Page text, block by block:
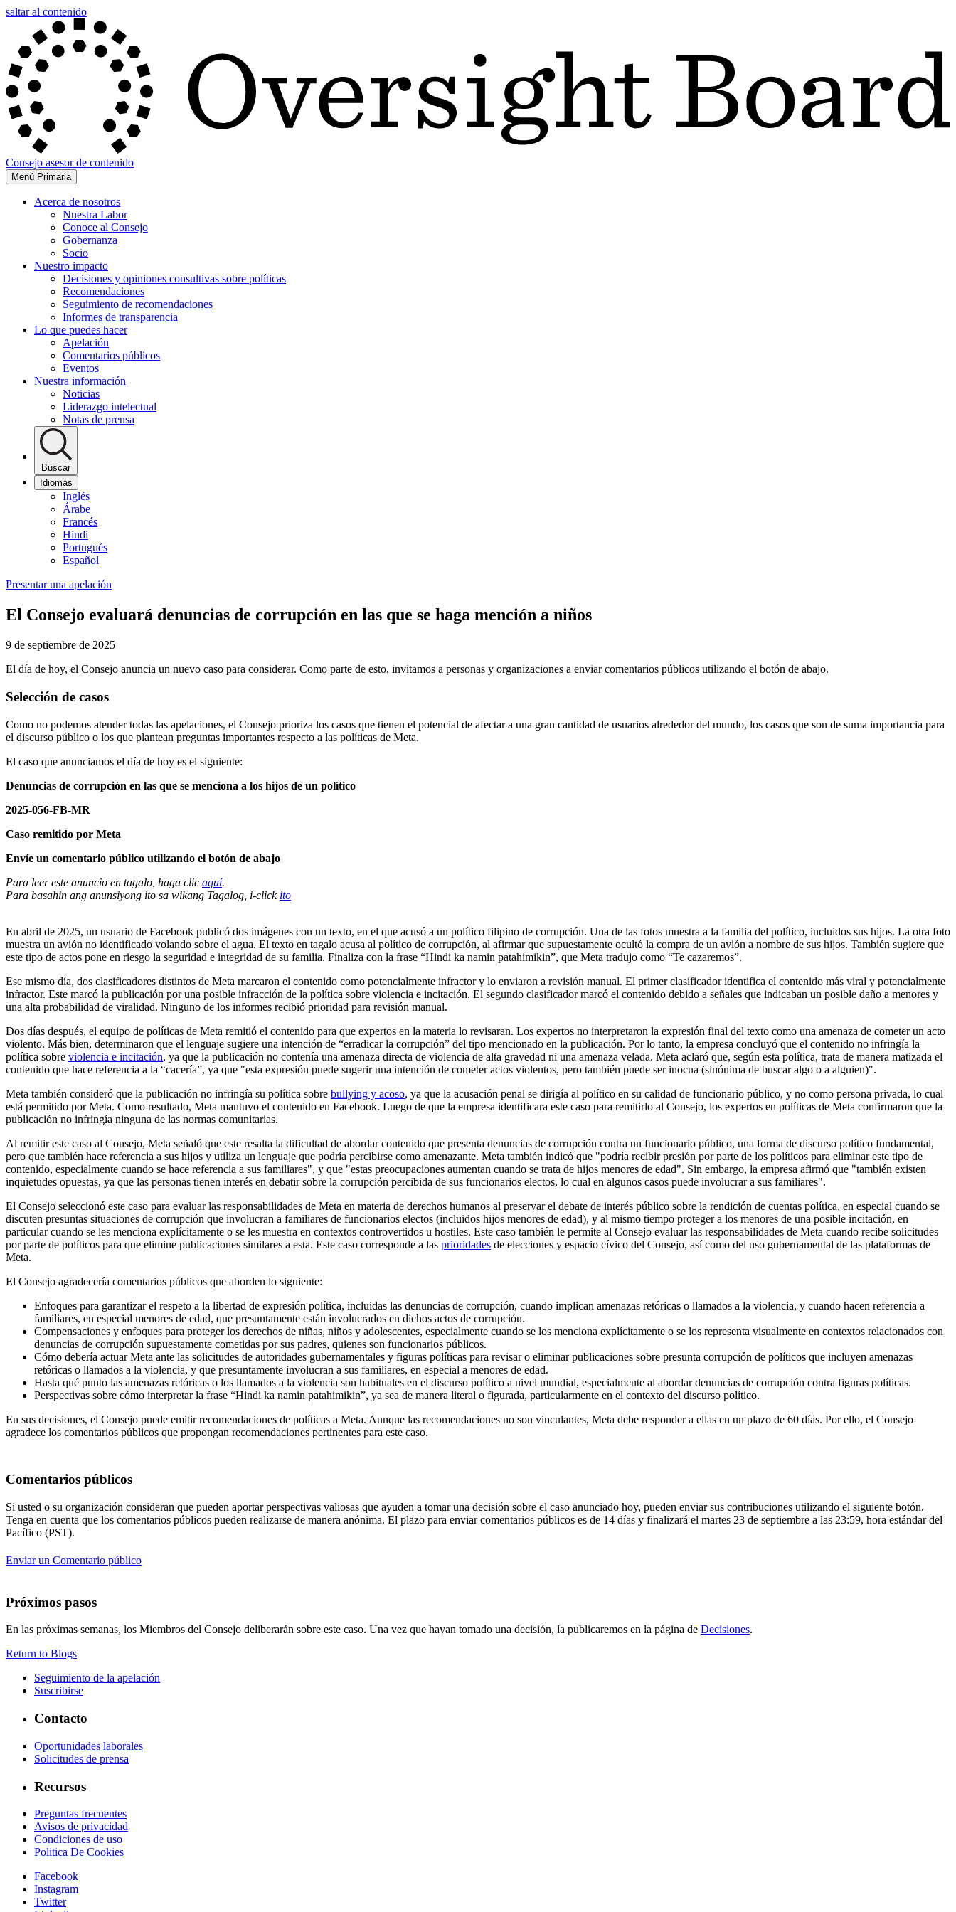
saltar al contenido
Consejo asesor de contenido
Menú Primaria
Acerca de nosotros
Nuestra Labor
Conoce al Consejo
Gobernanza
Socio
Nuestro impacto
Decisiones y opiniones consultivas sobre políticas
Recomendaciones
Seguimiento de recomendaciones
Informes de transparencia
Lo que puedes hacer
Apelación
Comentarios públicos
Eventos
Nuestra información
Noticias
Liderazgo intelectual
Notas de prensa
Buscar
Idiomas
Inglés
Árabe
Francés
Hindi
Portugués
Español
Presentar una apelación
El Consejo evaluará denuncias de corrupción en las que se haga mención a niños
9 de septiembre de 2025
El día de hoy, el Consejo anuncia un nuevo caso para considerar. Como parte de esto, invitamos a personas y organizaciones a enviar comentarios públicos utilizando el botón de abajo.
Selección de casos
Como no podemos atender todas las apelaciones, el Consejo prioriza los casos que tienen el potencial de afectar a una gran cantidad de usuarios alrededor del mundo, los casos que son de suma importancia para
el discurso público o los que plantean preguntas importantes respecto a las políticas de Meta.
El caso que anunciamos el día de hoy es el siguiente:
Denuncias de corrupción en las que se menciona a los hijos de un político
2025-056-FB-MR
Caso remitido por Meta
Envíe un comentario público utilizando el botón de abajo
Para leer este anuncio en tagalo, haga clic aquí.
Para basahin ang anunsiyong ito sa wikang Tagalog, i-click ito
En abril de 2025, un usuario de Facebook publicó dos imágenes con un texto, en el que acusó a un político filipino de corrupción. Una de las fotos muestra a la familia del político, incluidos sus hijos. La otra foto
muestra un avión no identificado volando sobre el agua. El texto en tagalo acusa al político de corrupción, al afirmar que supuestamente ocultó la compra de un avión a nombre de sus hijos. También sugiere que
este tipo de actos pone en riesgo la seguridad e integridad de su familia. Finaliza con la frase “Hindi ka namin patahimikin”, que Meta tradujo como “Te cazaremos”.
Ese mismo día, dos clasificadores distintos de Meta marcaron el contenido como potencialmente infractor y lo enviaron a revisión manual. El primer clasificador identifica el contenido más viral y potencialmente
infractor. Este marcó la publicación por una posible infracción de la política sobre violencia e incitación. El segundo clasificador marcó el contenido debido a señales que indicaban un posible daño a menores y
una alta probabilidad de viralidad. Ninguno de los informes recibió prioridad para revisión manual.
Dos días después, el equipo de políticas de Meta remitió el contenido para que expertos en la materia lo revisaran. Los expertos no interpretaron la expresión final del texto como una amenaza de cometer un acto
violento. Más bien, determinaron que el lenguaje sugiere una intención de “erradicar la corrupción” del tipo mencionado en la publicación. Por lo tanto, la empresa concluyó que el contenido no infringía la
política sobre violencia e incitación, ya que la publicación no contenía una amenaza directa de violencia de alta gravedad ni una amenaza velada. Meta aclaró que, según esta política, trata de manera matizada el
contenido que hace referencia a la “cacería”, ya que "esta expresión puede sugerir una intención de cometer actos violentos, pero también puede ser inocua (sinónima de buscar algo o a alguien)".
Meta también consideró que la publicación no infringía su política sobre bullying y acoso, ya que la acusación penal se dirigía al político en su calidad de funcionario público, y no como persona privada, lo cual
está permitido por Meta. Como resultado, Meta mantuvo el contenido en Facebook. Luego de que la empresa identificara este caso para remitirlo al Consejo, los expertos en políticas de Meta confirmaron que la
publicación no infringía ninguna de las normas comunitarias.
Al remitir este caso al Consejo, Meta señaló que este resalta la dificultad de abordar contenido que presenta denuncias de corrupción contra un funcionario público, una forma de discurso político fundamental,
pero que también hace referencia a sus hijos y utiliza un lenguaje que podría percibirse como amenazante. Meta también indicó que "podría recibir presión por parte de los políticos para eliminar este tipo de
contenido, especialmente cuando se hace referencia a sus familiares", y que "estas preocupaciones aumentan cuando se trata de hijos menores de edad". Sin embargo, la empresa afirmó que "también existen
inquietudes opuestas, ya que las personas tienen interés en debatir sobre la corrupción percibida de sus funcionarios electos, lo cual en algunos casos puede involucrar a sus familiares".
El Consejo seleccionó este caso para evaluar las responsabilidades de Meta en materia de derechos humanos al preservar el debate de interés público sobre la rendición de cuentas política, en especial cuando se
discuten presuntas situaciones de corrupción que involucran a familiares de funcionarios electos (incluidos hijos menores de edad), y al mismo tiempo proteger a los menores de una posible incitación, en
particular cuando se les menciona explícitamente o se les muestra en contextos controvertidos u hostiles. Este caso también le permite al Consejo evaluar las responsabilidades de Meta cuando recibe solicitudes
por parte de políticos para que elimine publicaciones similares a esta. Este caso corresponde a las prioridades de elecciones y espacio cívico del Consejo, así como del uso gubernamental de las plataformas de
Meta.
El Consejo agradecería comentarios públicos que aborden lo siguiente:
Enfoques para garantizar el respeto a la libertad de expresión política, incluidas las denuncias de corrupción, cuando implican amenazas retóricas o llamados a la violencia, y cuando hacen referencia a
familiares, en especial menores de edad, que presuntamente están involucrados en dichos actos de corrupción.
Compensaciones y enfoques para proteger los derechos de niñas, niños y adolescentes, especialmente cuando se los menciona explícitamente o se los representa visualmente en contextos relacionados con
denuncias de corrupción supuestamente cometidas por sus padres, quienes son funcionarios públicos.
Cómo debería actuar Meta ante las solicitudes de autoridades gubernamentales y figuras políticas para revisar o eliminar publicaciones sobre presunta corrupción de políticos que incluyen amenazas
retóricas o llamados a la violencia, y que presuntamente involucran a sus familiares, en especial a menores de edad.
Hasta qué punto las amenazas retóricas o los llamados a la violencia son habituales en el discurso político a nivel mundial, especialmente al abordar denuncias de corrupción contra figuras políticas.
Perspectivas sobre cómo interpretar la frase “Hindi ka namin patahimikin”, ya sea de manera literal o figurada, particularmente en el contexto del discurso político.
En sus decisiones, el Consejo puede emitir recomendaciones de políticas a Meta. Aunque las recomendaciones no son vinculantes, Meta debe responder a ellas en un plazo de 60 días. Por ello, el Consejo
agradece los comentarios públicos que propongan recomendaciones pertinentes para este caso.
Comentarios públicos
Si usted o su organización consideran que pueden aportar perspectivas valiosas que ayuden a tomar una decisión sobre el caso anunciado hoy, pueden enviar sus contribuciones utilizando el siguiente botón.
Tenga en cuenta que los comentarios públicos pueden realizarse de manera anónima. El plazo para enviar comentarios públicos es de 14 días y finalizará el martes 23 de septiembre a las 23:59, hora estándar del
Pacífico (PST).
Enviar un Comentario público
Próximos pasos
En las próximas semanas, los Miembros del Consejo deliberarán sobre este caso. Una vez que hayan tomado una decisión, la publicaremos en la página de Decisiones.
Return to Blogs
Seguimiento de la apelación
Suscribirse
Contacto
Oportunidades laborales
Solicitudes de prensa
Recursos
Preguntas frecuentes
Avisos de privacidad
Condiciones de uso
Politica De Cookies
Facebook
Instagram
Twitter